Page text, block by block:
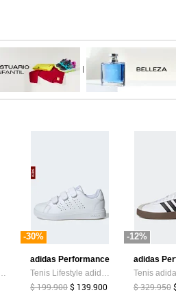
Rojo Atypical 93562
-30%
adidas Performance
Tenis Lifestyle adidas Sportswear Advantage Base 2.0 Blanco
$ 199.900$ 139.900
-12%
adidas
$ 329.950